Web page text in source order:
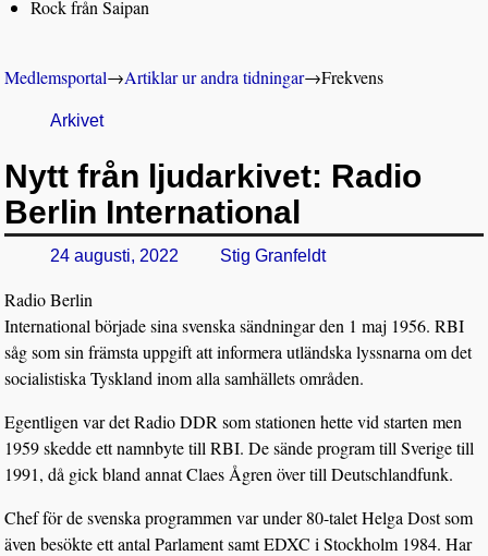
Rock från Saipan
Medlemsportal→Artiklar ur andra tidningar→Frekvens
Arkivet
Nytt från ljudarkivet: Radio
Berlin International
24 augusti, 2022 Stig Granfeldt
Radio Berlin
International började sina svenska sändningar den 1 maj 1956. RBI
såg som sin främsta uppgift att informera utländska lyssnarna om det
socialistiska Tyskland inom alla samhällets områden.
Egentligen var det Radio DDR som stationen hette vid starten men
1959 skedde ett namnbyte till RBI. De sände program till Sverige till
1991, då gick bland annat Claes Ågren över till Deutschlandfunk.
Chef för de svenska programmen var under 80-talet Helga Dost som
även besökte ett antal Parlament samt EDXC i Stockholm 1984. Har